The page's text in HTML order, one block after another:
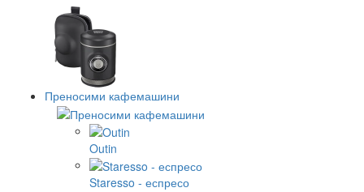
Преносими кафемашини
Outin
Staresso - еспресо